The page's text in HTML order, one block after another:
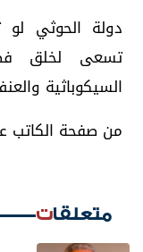
دولة الحوثي
تسعى لخلق
السيكوباثية
من صفحة الكاتب
متعلقات